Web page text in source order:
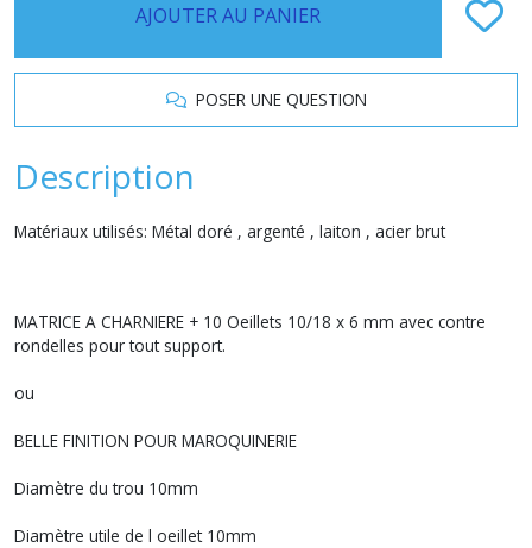
AJOUTER AU PANIER
POSER UNE QUESTION
Description
Matériaux utilisés: Métal doré , argenté , laiton , acier brut
MATRICE A CHARNIERE + 10 Oeillets 10/18 x 6 mm avec contre
rondelles pour tout support.
ou
BELLE FINITION POUR MAROQUINERIE
Diamètre du trou 10mm
Diamètre utile de l oeillet 10mm